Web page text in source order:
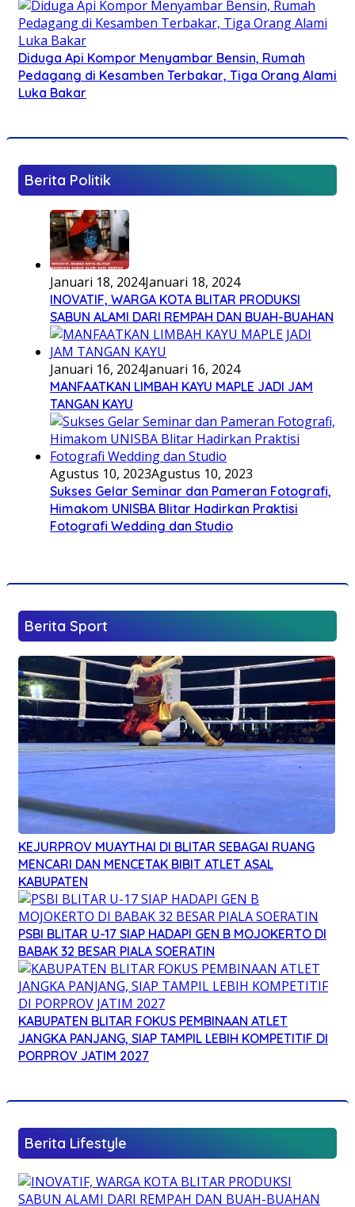
Diduga Api Kompor Menyambar Bensin, Rumah
Pedagang di Kesamben Terbakar, Tiga Orang Alami
Luka Bakar
Berita Politik
Januari 18, 2024Januari 18, 2024
INOVATIF, WARGA KOTA BLITAR PRODUKSI
SABUN ALAMI DARI REMPAH DAN BUAH-BUAHAN
Januari 16, 2024Januari 16, 2024
MANFAATKAN LIMBAH KAYU MAPLE JADI JAM
TANGAN KAYU
Agustus 10, 2023Agustus 10, 2023
Sukses Gelar Seminar dan Pameran Fotografi,
Himakom UNISBA Blitar Hadirkan Praktisi
Fotografi Wedding dan Studio
Berita Sport
KEJURPROV MUAYTHAI DI BLITAR SEBAGAI RUANG
MENCARI DAN MENCETAK BIBIT ATLET ASAL
KABUPATEN
PSBI BLITAR U-17 SIAP HADAPI GEN B MOJOKERTO DI
BABAK 32 BESAR PIALA SOERATIN
KABUPATEN BLITAR FOKUS PEMBINAAN ATLET
JANGKA PANJANG, SIAP TAMPIL LEBIH KOMPETITIF DI
PORPROV JATIM 2027
Berita Lifestyle